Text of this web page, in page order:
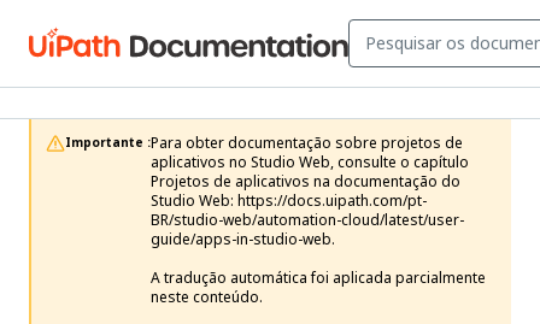
Importante :Para obter documentação sobre projetos de
aplicativos no Studio Web, consulte o capítulo
Projetos de aplicativos na documentação do
Studio Web: https://docs.uipath.com/pt-
BR/studio-web/automation-cloud/latest/user-
guide/apps-in-studio-web.
A tradução automática foi aplicada parcialmente
neste conteúdo.